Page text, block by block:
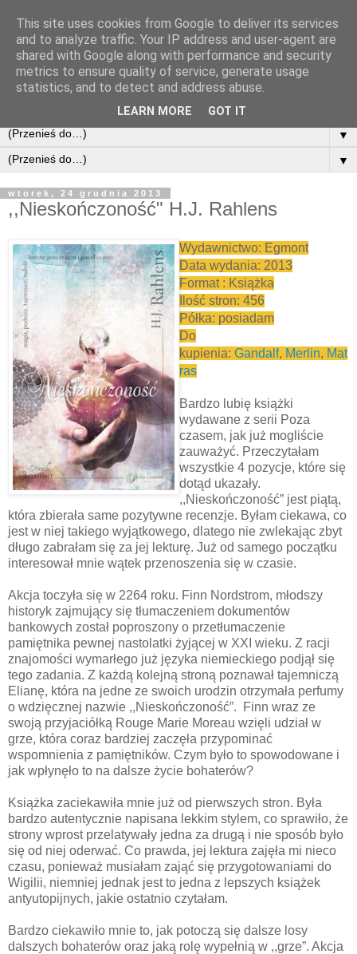
▼
▼
wtorek, 24 grudnia 2013
,,Nieskończoność" H.J. Rahlens
Wydawnictwo: Egmont
Data wydania: 2013
Format : Książka
Ilość stron: 456
Półka: posiadam
Do
kupienia: Gandalf, Merlin, Mat
ras
Bardzo lubię książki
wydawane z serii Poza
czasem, jak już mogliście
zauważyć. Przeczytałam
wszystkie 4 pozycje, które się
dotąd ukazały.
,,Nieskończoność” jest piątą,
która zbierała same pozytywne recenzje. Byłam ciekawa, co
jest w niej takiego wyjątkowego, dlatego nie zwlekając zbyt
długo zabrałam się za jej lekturę. Już od samego początku
interesował mnie wątek przenoszenia się w czasie.
Akcja toczyła się w 2264 roku. Finn Nordstrom, młodszy
historyk zajmujący się tłumaczeniem dokumentów
bankowych został poproszony o przetłumaczenie
pamiętnika pewnej nastolatki żyjącej w XXI wieku. Z racji
znajomości wymarłego już języka niemieckiego podjął się
tego zadania. Z każdą kolejną stroną poznawał tajemniczą
Elianę, która na jedne ze swoich urodzin otrzymała perfumy
o wdzięcznej nazwie ,,Nieskończoność”. Finn wraz ze
swoją przyjaciółką Rouge Marie Moreau wzięli udział w
grze, która coraz bardziej zaczęła przypominać
wspomnienia z pamiętników. Czym było to spowodowane i
jak wpłynęło to na dalsze życie bohaterów?
Książka zaciekawiła mnie już od pierwszych stron. Była
bardzo autentycznie napisana lekkim stylem, co sprawiło, że
strony wprost przelatywały jedna za drugą i nie sposób było
się od niej oderwać. Co prawda, jej lektura zajęła mi nieco
czasu, ponieważ musiałam zająć się przygotowaniami do
Wigilii, niemniej jednak jest to jedna z lepszych książek
antyutopijnych, jakie ostatnio czytałam.
Bardzo ciekawiło mnie to, jak potoczą się dalsze losy
dalszych bohaterów oraz jaką rolę wypełnią w ,,grze”. Akcja
This site uses cookies from Google to deliver its services
and to analyze traffic. Your IP address and user-agent are
shared with Google along with performance and security
metrics to ensure quality of service, generate usage
statistics, and to detect and address abuse.
LEARN MORE GOT IT